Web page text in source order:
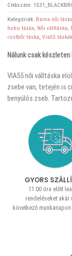
Cikkszám:
Kategóriák: Barna női táska
hobo táska, Női válltáska,
rostbőr táska, Via55 táskák
Nálunk csak
VIA55 női válltáska
zsebe van, tetején is
benyúlós zseb.
GYORS
11:00 óra előtt
rendeléseket akár
következő munkanapon